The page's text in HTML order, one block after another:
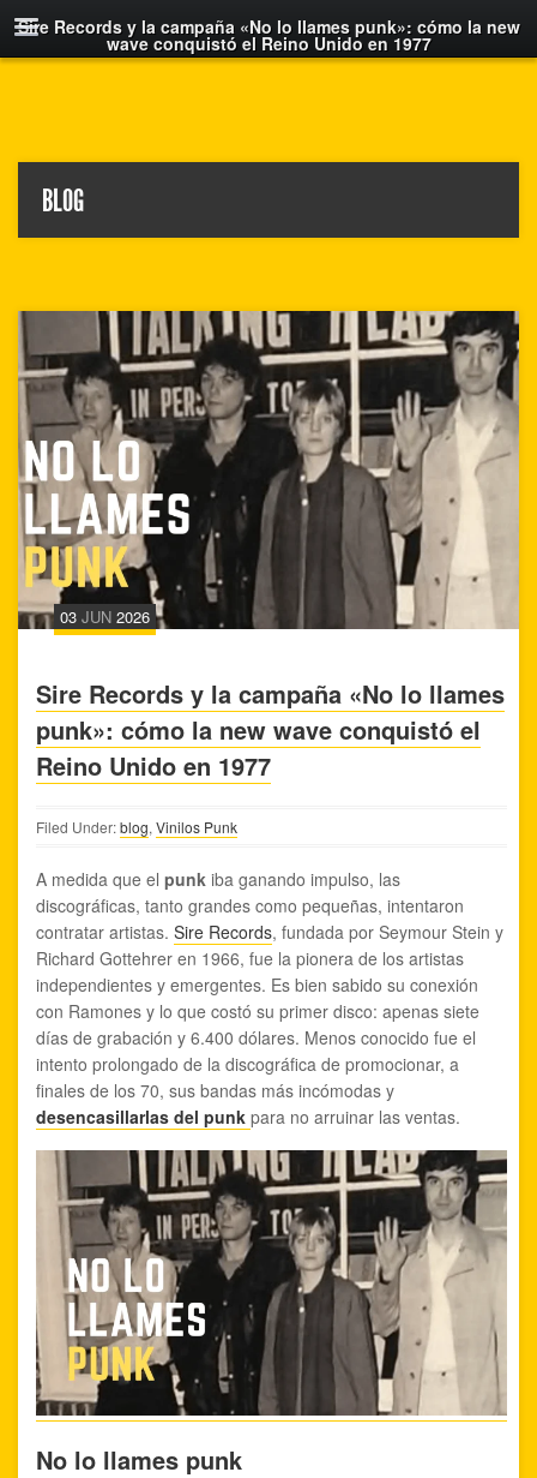
Sire Records y la campaña «No lo llames punk»: cómo la new
wave conquistó el Reino Unido en 1977
BLOG
03 JUN 2026
Sire Records y la campaña «No lo llames
punk»: cómo la new wave conquistó el
Reino Unido en 1977
Filed Under:blog, Vinilos Punk
A medida que el punk iba ganando impulso, las
discográficas, tanto grandes como pequeñas, intentaron
contratar artistas. Sire Records, fundada por Seymour Stein y
Richard Gottehrer en 1966, fue la pionera de los artistas
independientes y emergentes. Es bien sabido su conexión
con Ramones y lo que costó su primer disco: apenas siete
días de grabación y 6.400 dólares. Menos conocido fue el
intento prolongado de la discográfica de promocionar, a
finales de los 70, sus bandas más incómodas y
desencasillarlas del punk para no arruinar las ventas.
No lo llames punk